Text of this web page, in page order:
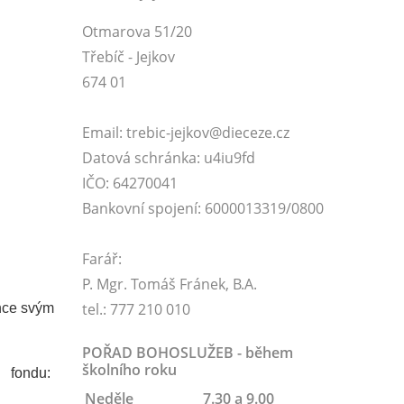
svým
fondu:
Otmarova 51/20
Třebíč - Jejkov
674 01
Email: trebic-jejkov@dieceze.cz
Datová schránka: u4iu9fd
IČO: 64270041
Bankovní spojení: 6000013319/0800
Farář:
P. Mgr. Tomáš Fránek, B.A.
tel.: 777 210 010
POŘAD BOHOSLUŽEB - během
školního roku
Neděle
7.30 a 9.00